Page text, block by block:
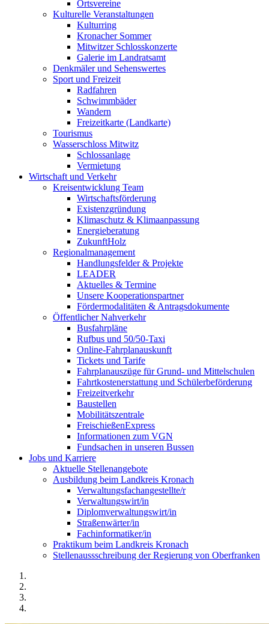
Ortsvereine
Kulturelle Veranstaltungen
Kulturring
Kronacher Sommer
Mitwitzer Schlosskonzerte
Galerie im Landratsamt
Denkmäler und Sehenswertes
Sport und Freizeit
Radfahren
Schwimmbäder
Wandern
Freizeitkarte (Landkarte)
Tourismus
Wasserschloss Mitwitz
Schlossanlage
Vermietung
Wirtschaft und Verkehr
Kreisentwicklung Team
Wirtschaftsförderung
Existenzgründung
Klimaschutz & Klimaanpassung
Energieberatung
ZukunftHolz
Regionalmanagement
Handlungsfelder & Projekte
LEADER
Aktuelles & Termine
Unsere Kooperationspartner
Fördermodalitäten & Antragsdokumente
Öffentlicher Nahverkehr
Busfahrpläne
Rufbus und 50/50-Taxi
Online-Fahrplanauskunft
Tickets und Tarife
Fahrplanauszüge für Grund- und Mittelschulen
Fahrtkostenerstattung und Schülerbeförderung
Freizeitverkehr
Baustellen
Mobilitätszentrale
FreischießenExpress
Informationen zum VGN
Fundsachen in unseren Bussen
Jobs und Karriere
Aktuelle Stellenangebote
Ausbildung beim Landkreis Kronach
Verwaltungsfachangestellte/r
Verwaltungswirt/in
Diplomverwaltungswirt/in
Straßenwärter/in
Fachinformatiker/in
Praktikum beim Landkreis Kronach
Stellenaussschreibung der Regierung von Oberfranken